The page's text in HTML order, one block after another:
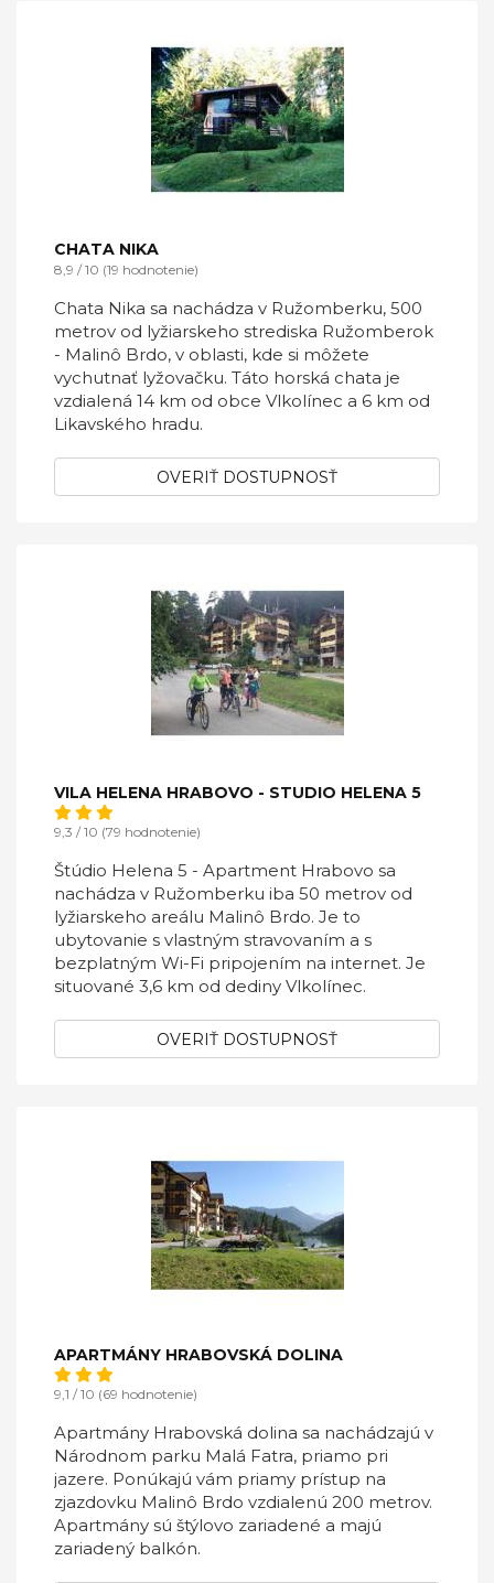
CHATA NIKA
8,9 / 10 (19 hodnotenie)
Chata Nika sa nachádza v Ružomberku, 500
metrov od lyžiarskeho strediska Ružomberok
- Malinô Brdo, v oblasti, kde si môžete
vychutnať lyžovačku. Táto horská chata je
vzdialená 14 km od obce Vlkolínec a 6 km od
Likavského hradu.
OVERIŤ DOSTUPNOSŤ
VILA HELENA HRABOVO - STUDIO HELENA 5
9,3 / 10 (79 hodnotenie)
Štúdio Helena 5 - Apartment Hrabovo sa
nachádza v Ružomberku iba 50 metrov od
lyžiarskeho areálu Malinô Brdo. Je to
ubytovanie s vlastným stravovaním a s
bezplatným Wi-Fi pripojením na internet. Je
situované 3,6 km od dediny Vlkolínec.
OVERIŤ DOSTUPNOSŤ
APARTMÁNY HRABOVSKÁ DOLINA
9,1 / 10 (69 hodnotenie)
Apartmány Hrabovská dolina sa nachádzajú v
Národnom parku Malá Fatra, priamo pri
jazere. Ponúkajú vám priamy prístup na
zjazdovku Malinô Brdo vzdialenú 200 metrov.
Apartmány sú štýlovo zariadené a majú
zariadený balkón.